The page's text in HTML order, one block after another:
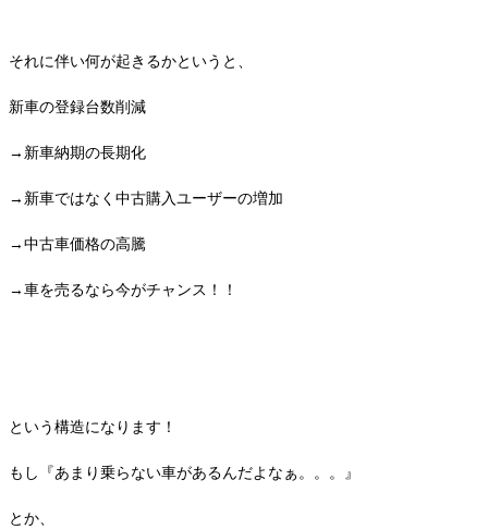
それに伴い何が起きるかというと、
新車の登録台数削減
→新車納期の長期化
→新車ではなく中古購入ユーザーの増加
→中古車価格の高騰
→車を売るなら今がチャンス！！
という構造になります！
もし『あまり乗らない車があるんだよなぁ。。。』
とか、